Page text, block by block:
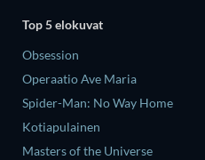
Top 5 elokuvat
Obsession
Operaatio Ave Maria
Spider-Man: No Way Home
Kotiapulainen
Masters of the Universe